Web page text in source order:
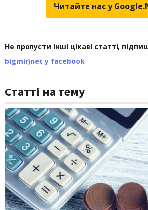
Читайте нас у
Не пропусти інші цікаві статті,
bigmir)net у facebook
Статті на тему